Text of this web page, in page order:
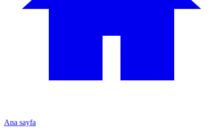
Ana sayfa